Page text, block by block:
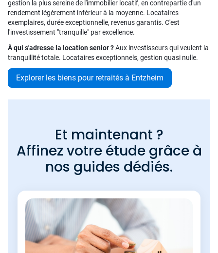
gestion la plus sereine de l'immobilier locatif, en contrepartie d'un
rendement légèrement inférieur à la moyenne. Locataires
exemplaires, durée exceptionnelle, revenus garantis. C'est
l'investissement "tranquille" par excellence.
À qui s'adresse la location senior ?Aux investisseurs qui veulent la
tranquillité totale. Locataires exceptionnels, gestion quasi nulle.
Explorer les biens pour retraités à Entzheim
Et maintenant ?
Affinez votre étude grâce à
nos guides dédiés.